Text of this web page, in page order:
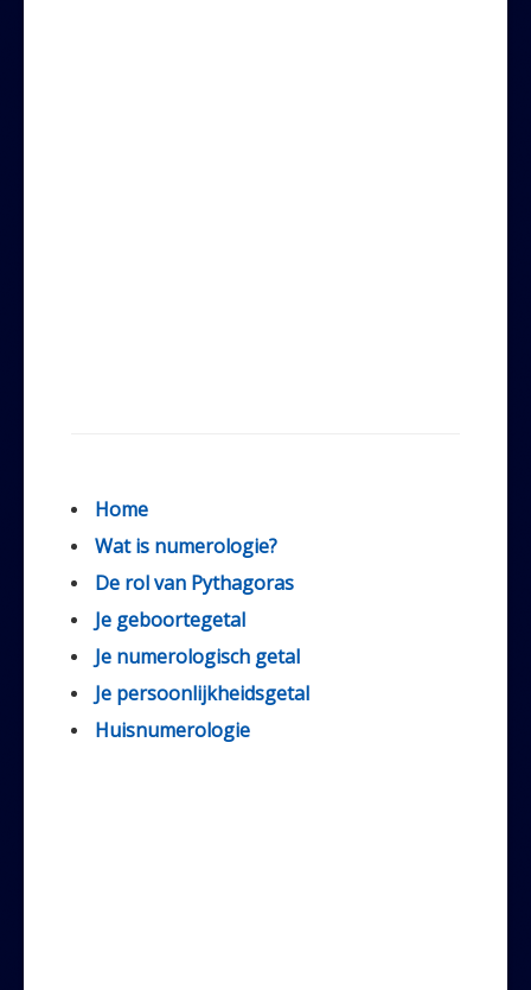
Home
Wat is numerologie?
De rol van Pythagoras
Je geboortegetal
Je numerologisch getal
Je persoonlijkheidsgetal
Huisnumerologie